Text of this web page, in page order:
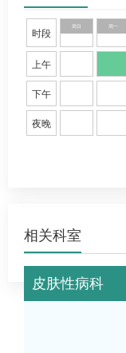
学组组员、中
员会预防食品药
药物研究专业委员
时段
上午
下午
夜晚
周日 周一
相关科室
皮肤性病科